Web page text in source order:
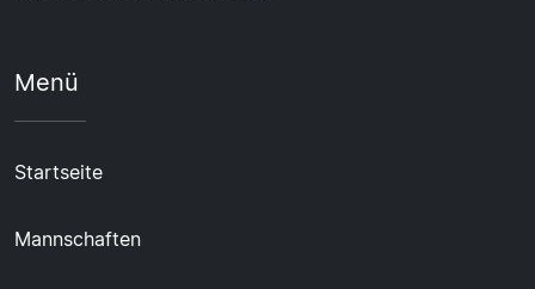
Menü
Startseite
Mannschaften